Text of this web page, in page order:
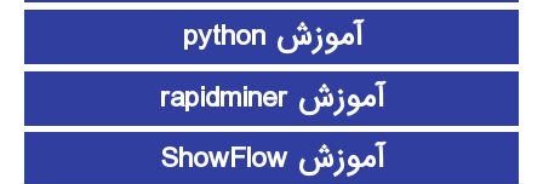
آموزش python
آموزش rapidminer
آموزش ShowFlow